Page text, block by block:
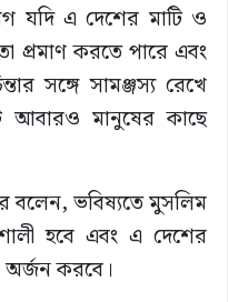
যদি এ দেশের মাটি ও
প্রমাণ করতে পারে এবং
সঙ্গে সামঞ্জস্য রেখে
আবারও মানুষের কাছে
বলেন, ভবিষ্যতে মুসলিম
হবে এবং এ দেশের
অর্জন করবে।